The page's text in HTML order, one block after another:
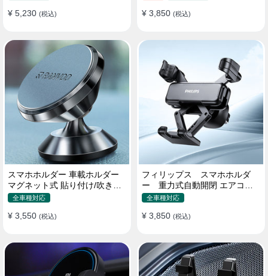
カー用品 全機種対応
¥ 5,230 (税込) ¥ 3,850 (税込)
スマホホルダー 車載ホルダー
マグネット式 貼り付け/吹き出
し口 合金 多機種対応
全車種対応
¥ 3,550 (税込)
フィリップス スマホホルダ
ー 重力式自動開閉 エアコン
吹き出し口用 クリップ式 車
全車種対応
¥ 3,850 (税込)